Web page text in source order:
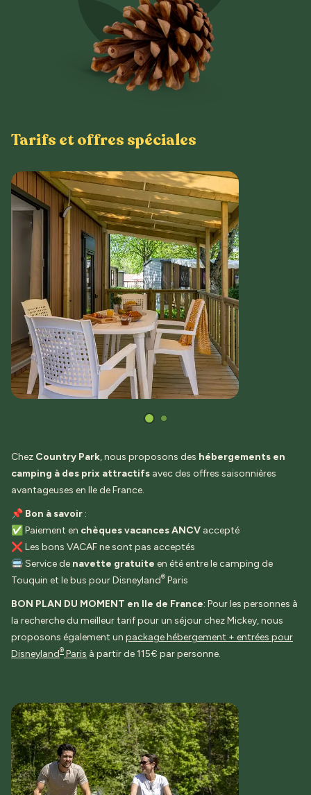
Tarifs et offres spéciales
Chez Country Park, nous proposons des hébergements en
camping à des prix attractifs avec des offres saisonnières
avantageuses en Ile de France.
📌 Bon à savoir :
✅ Paiement en chèques vacances ANCV accepté
❌ Les bons VACAF ne sont pas acceptés
🚍 Service de navette gratuite en été entre le camping de
Touquin et le bus pour Disneyland® Paris
BON PLAN DU MOMENT en Ile de France: Pour les personnes à
la recherche du meilleur tarif pour un séjour chez Mickey, nous
proposons également un package hébergement + entrées pour
Disneyland® Paris à partir de 115€ par personne.